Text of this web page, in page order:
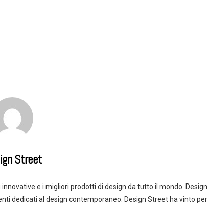
Street
e i migliori prodotti di design da tutto il mondo. Design
dedicati al design contemporaneo. Design Street ha vinto per